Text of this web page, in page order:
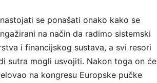
se ponašati onako kako se
na način da radimo sistemski
i financijskog sustava, a svi resori
sutra mogli usvojiti. Nakon toga on će
na kongresu Europske pučke